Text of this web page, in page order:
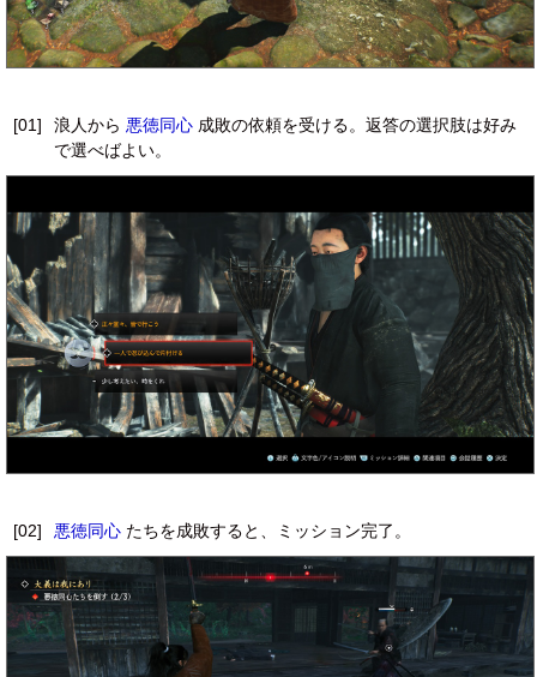
[01] 浪人から 悪徳同心成敗の依頼を受ける。返答の選択肢は好み
で選べばよい。
[02] 悪徳同心たちを成敗すると、ミッション完了。